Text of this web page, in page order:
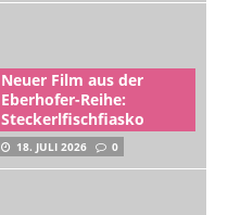
Neuer Film aus der
Eberhofer-Reihe:
Steckerlfischfiasko
18. JULI 2026 0